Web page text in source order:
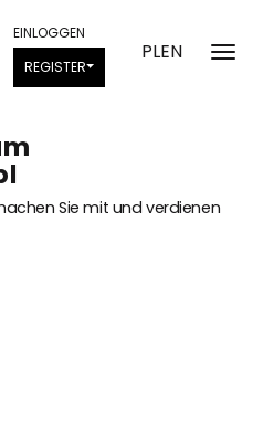
PLEN
EINLOGGEN
REGISTER
Sie mit und verdienen